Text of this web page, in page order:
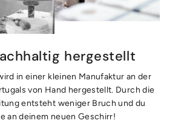
hergestellt
in einer kleinen Manufaktur an der
von Hand hergestellt. Durch die
entsteht weniger Bruch und du
an deinem neuen Geschirr!